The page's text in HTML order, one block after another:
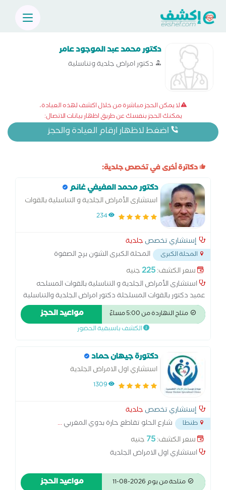
دكتور محمد عبد الموجود عامر
دكتور امراض جلدية وتناسلية
لا يمكن الحجز مباشرة من خلال اكشف لهذه العيادة،
يمكنك الحجز بنفسك عن طريق اظهار بيانات الاتصال:
اضغط لاظهار ارقام العيادة والحجز
دكاترة أخرى في تخصص جلدية:
دكتور محمد العفيفي غانم
استشارى الأمراض الجلدية و التناسلية بالقوات
المسلحه
234
إستشاري تخصص جلدية
المحلة الكبرى
المحلة الكبرى الشون برج الصفوة
كليوباترا للفساتسن... سعر الكشف:225جنيه
استشارى الأمراض الجلدية و التناسلية بالقوات المسلحه
عميد دكتور بالقوات المسلحلة دكتور امراض الجلدية والتناسلية
متاح النهاردة من 5:00 مساءً مواعيد الحجز
الكشف باسبقية الحضور
دكتورة جيهان حماد
استشاري اول الامراض الجلدية
1309
إستشاري تخصص جلدية
طنطا شارع الحلو تقاطع حارة بدوي المغربي...
سعر الكشف:75 جنيه
استشاري اول الامراض الجلدية
متاحة من يوم 2026-08-11 مواعيد الحجز